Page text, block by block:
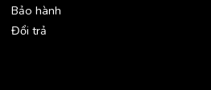
Bảo hành
Đổi trả